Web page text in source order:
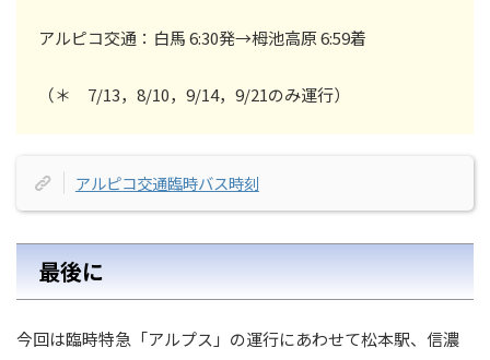
アルピコ交通：白馬 6:30発→栂池高原 6:59着
（＊ 7/13，8/10，9/14，9/21のみ運行）
アルピコ交通臨時バス時刻
最後に
今回は臨時特急「アルプス」の運行にあわせて松本駅、信濃